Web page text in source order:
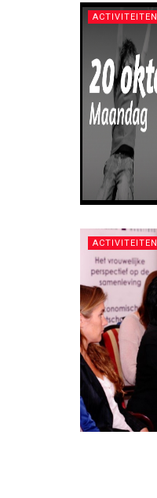
ACTIVITEITEN
ACTIVITEITEN